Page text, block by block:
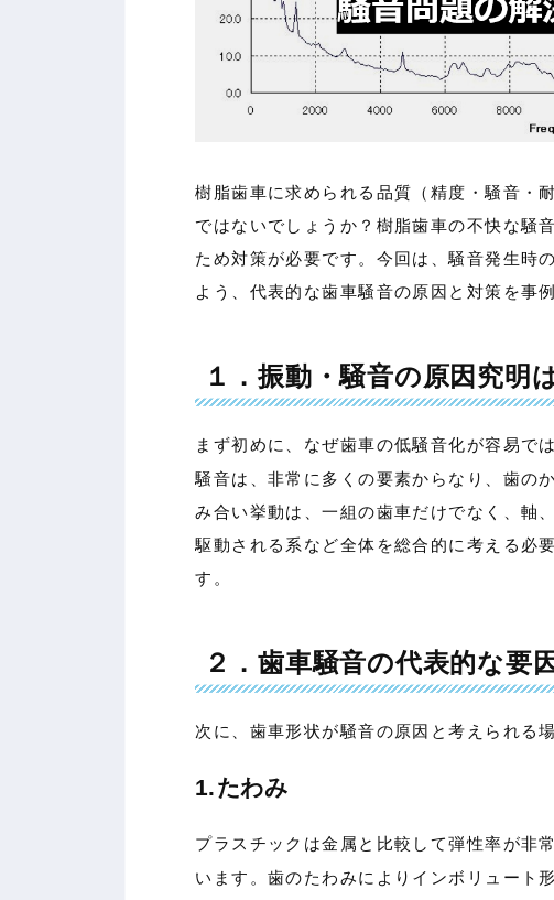
樹脂歯車に求められる品質（精度・騒音・
ではないでしょうか？樹脂歯車の不快な騒
ため対策が必要です。今回は、騒音発生時
よう、代表的な歯車騒音の原因と対策を事
１．振動・騒音の原因究明
まず初めに、なぜ歯車の低騒音化が容易で
騒音は、非常に多くの要素からなり、歯の
み合い挙動は、一組の歯車だけでなく、軸
駆動される系など全体を総合的に考える必
す。
２．歯車騒音の代表的な要因
次に、歯車形状が騒音の原因と考えられる
1.たわみ
プラスチックは金属と比較して弾性率が非
います。歯のたわみによりインボリュート